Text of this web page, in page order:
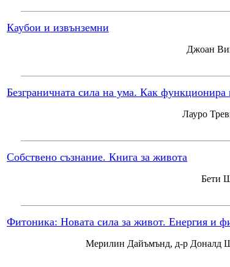
Каубои и извънземни
Джоан
Безграничната сила на ума. Как
Лауро
Собствено съзнание. Книга за живота
Бети
Фитоника: Новата сила за живот. Енергия и
Мерилин Дайъмънд, д-р Доналд